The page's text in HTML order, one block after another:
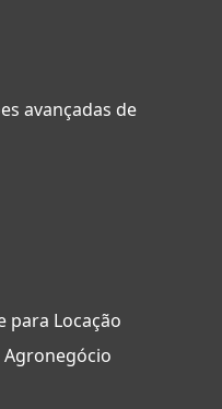
avançadas de
Locação